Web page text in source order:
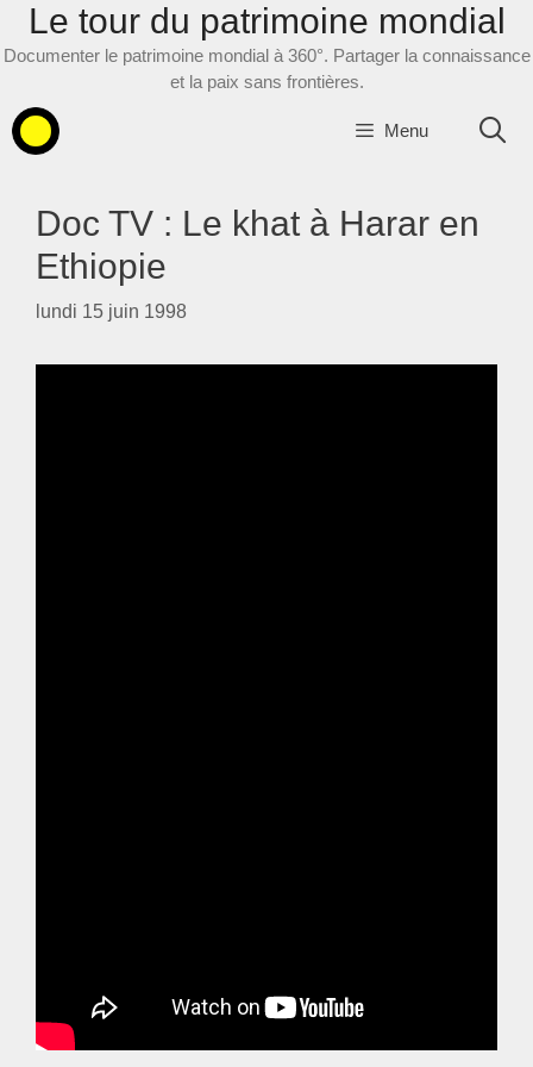
AllerLe tour du patrimoine mondial
Documenter le patrimoine mondial à 360°. Partager la connaissance
et la paix sans frontières.
Menu
Doc TV : Le khat à Harar en
Ethiopie
lundi 15 juin 1998